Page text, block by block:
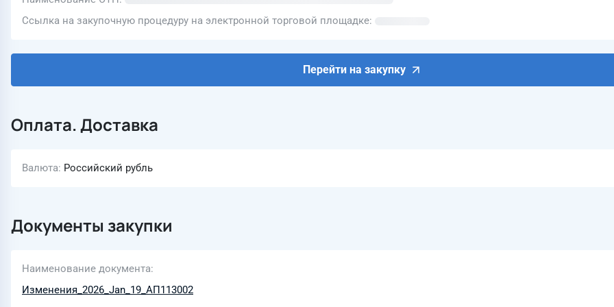
Ссылка на закупочную процедуру на электронной торговой площадке
Перейти на закупку
Оплата. Доставка
Валюта Российский рубль
Документы закупки
Наименование документа
Изменения_2026_Jan_19_АП113002